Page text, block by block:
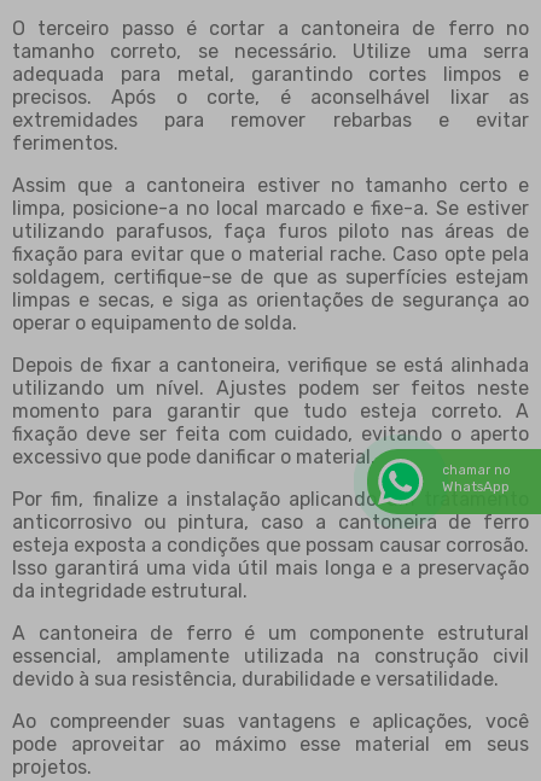
O terceiro passo é cortar a cantoneira de ferro no
tamanho correto, se necessário. Utilize uma serra
adequada para metal, garantindo cortes limpos e
precisos. Após o corte, é aconselhável lixar as
extremidades para remover rebarbas e evitar
ferimentos.
Assim que a cantoneira estiver no tamanho certo e
limpa, posicione-a no local marcado e fixe-a. Se estiver
utilizando parafusos, faça furos piloto nas áreas de
fixação para evitar que o material rache. Caso opte pela
soldagem, certifique-se de que as superfícies estejam
limpas e secas, e siga as orientações de segurança ao
operar o equipamento de solda.
Depois de fixar a cantoneira, verifique se está alinhada
utilizando um nível. Ajustes podem ser feitos neste
momento para garantir que tudo esteja correto. A
fixação deve ser feita com cuidado, evitando o aperto
excessivo que pode danificar o material.
Por fim, finalize a instalação aplicando um tratamento
anticorrosivo ou pintura, caso a cantoneira de ferro
esteja exposta a condições que possam causar corrosão.
Isso garantirá uma vida útil mais longa e a preservação
da integridade estrutural.
A cantoneira de ferro é um componente estrutural
essencial, amplamente utilizada na construção civil
devido à sua resistência, durabilidade e versatilidade.
Ao compreender suas vantagens e aplicações, você
pode aproveitar ao máximo esse material em seus
projetos.
chamar no
WhatsApp